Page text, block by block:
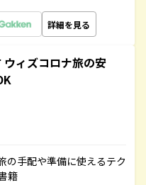
詳細を見る
ィズコロナ旅の安
の手配や準備に使えるテク
籍